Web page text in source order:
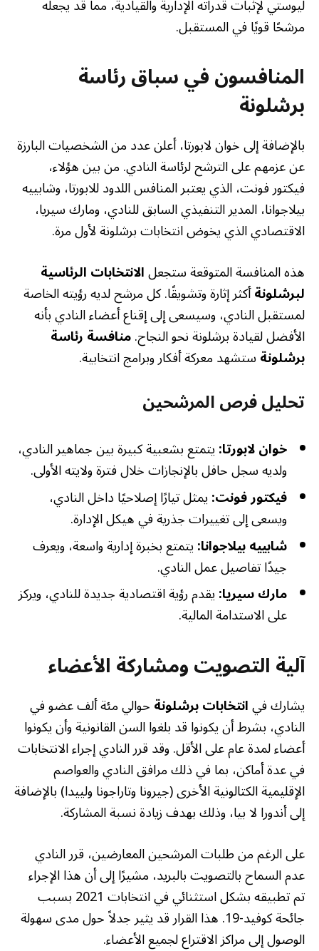
ليوستي لإثبات قدراته الإدارية والقيادية، مما قد يجعله
مرشحًا قويًا في المستقبل.
المنافسون في سباق رئاسة
برشلونة
بالإضافة إلى خوان لابورتا، أعلن عدد من الشخصيات البارزة
عن عزمهم على الترشح لرئاسة النادي. من بين هؤلاء،
فيكتور فونت، الذي يعتبر المنافس اللدود للابورتا، وشابييه
بيلاجوانا، المدير التنفيذي السابق للنادي، ومارك سيريا،
الاقتصادي الذي يخوض انتخابات برشلونة لأول مرة.
هذه المنافسة المتوقعة ستجعلالانتخابات الرئاسية
لبرشلونةأكثر إثارة وتشويقًا. كل مرشح لديه رؤيته الخاصة
لمستقبل النادي، وسيسعى إلى إقناع أعضاء النادي بأنه
الأفضل لقيادة برشلونة نحو النجاح.منافسة رئاسة
برشلونةستشهد معركة أفكار وبرامج انتخابية.
تحليل فرص المرشحين
خوان لابورتا:يتمتع بشعبية كبيرة بين جماهير النادي،
ولديه سجل حافل بالإنجازات خلال فترة ولايته الأولى.
فيكتور فونت:يمثل تيارًا إصلاحيًا داخل النادي،
ويسعى إلى تغييرات جذرية في هيكل الإدارة.
شابييه بيلاجوانا:يتمتع بخبرة إدارية واسعة، ويعرف
جيدًا تفاصيل عمل النادي.
مارك سيريا:يقدم رؤية اقتصادية جديدة للنادي، ويركز
على الاستدامة المالية.
آلية التصويت ومشاركة الأعضاء
يشارك فيانتخابات برشلونةحوالي مئة ألف عضو في
النادي، بشرط أن يكونوا قد بلغوا السن القانونية وأن يكونوا
أعضاء لمدة عام على الأقل. وقد قرر النادي إجراء الانتخابات
في عدة أماكن، بما في ذلك مرافق النادي والعواصم
الإقليمية الكتالونية الأخرى (جيرونا وتاراجونا ولييدا) بالإضافة
إلى أندورا لا بيا، وذلك بهدف زيادة نسبة المشاركة.
على الرغم من طلبات المرشحين المعارضين، قرر النادي
عدم السماح بالتصويت بالبريد، مشيرًا إلى أن هذا الإجراء
تم تطبيقه بشكل استثنائي في انتخابات 2021 بسبب
جائحة كوفيد-19. هذا القرار قد يثير جدلاً حول مدى سهولة
الوصول إلى مراكز الاقتراع لجميع الأعضاء.